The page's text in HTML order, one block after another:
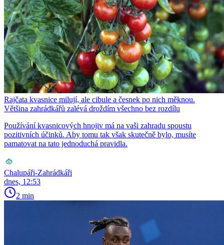
Rajčata kvasnice milují, ale cibule a česnek po nich měknou.
Většina zahrádkářů zalévá droždím všechno bez rozdílu
Používání kvasnicových hnojiv má na vaši zahradu spoustu
pozitivních účinků. Aby tomu tak však skutečně bylo, musíte
pamatovat na tato jednoduchá pravidla.
Chalupáři-Zahrádkáři
dnes, 12:53
2 min